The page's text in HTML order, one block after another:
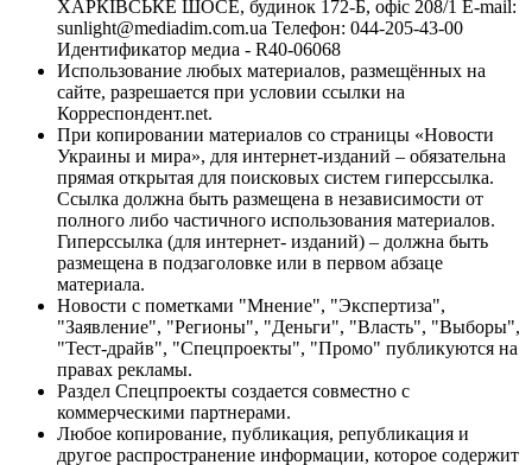
ХАРКІВСЬКЕ ШОСЕ, будинок 172-Б, офіс 208/1 E-mail:
sunlight@mediadim.com.ua Телефон: 044-205-43-00
Идентификатор медиа - R40-06068
Использование любых материалов, размещённых на
сайте, разрешается при условии ссылки на
Корреспондент.net.
При копировании материалов со страницы «Новости
Украины и мира», для интернет-изданий – обязательна
прямая открытая для поисковых систем гиперссылка.
Ссылка должна быть размещена в независимости от
полного либо частичного использования материалов.
Гиперссылка (для интернет- изданий) – должна быть
размещена в подзаголовке или в первом абзаце
материала.
Новости с пометками "Мнение", "Экспертиза",
"Заявление", "Регионы", "Деньги", "Власть", "Выборы",
"Тест-драйв", "Спецпроекты", "Промо" публикуются на
правах рекламы.
Раздел Спецпроекты создается совместно с
коммерческими партнерами.
Любое копирование, публикация, републикация и
другое распространение информации, которое содержит